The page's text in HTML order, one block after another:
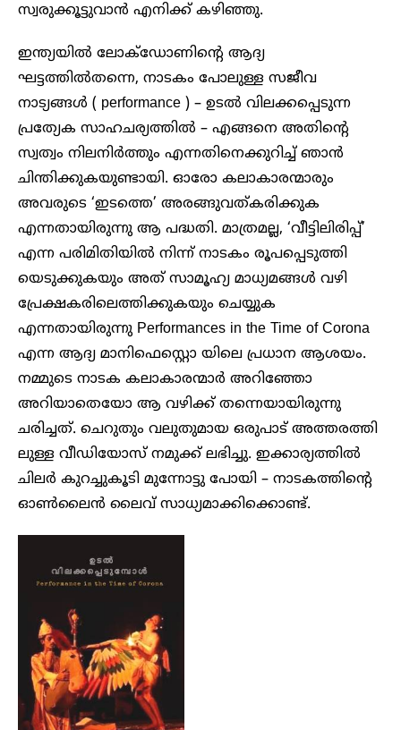
സ്വരുക്കൂട്ടുവാൻ എനിക്ക് കഴിഞ്ഞു.
ഇന്ത്യയിൽ ലോക്‌ഡോണിന്റെ ആദ്യ
ഘട്ടത്തിൽതന്നെ, നാടകം പോലുള്ള സജീവ
നാട്യങ്ങൾ ( performance ) – ഉടൽ വിലക്കപ്പെടുന്ന
പ്രത്യേക സാഹചര്യത്തിൽ – എങ്ങനെ അതിന്റെ
സ്വത്വം നിലനിർത്തും എന്നതിനെക്കുറിച്ച് ഞാൻ
ചിന്തിക്കുകയുണ്ടായി. ഓരോ കലാകാരന്മാരും
അവരുടെ ‘ഇടത്തെ’ അരങ്ങുവത്കരിക്കുക
എന്നതായിരുന്നു ആ പദ്ധതി. മാത്രമല്ല, ‘വീട്ടിലിരിപ്പ്’
എന്ന പരിമിതിയിൽ നിന്ന് നാടകം രൂപപ്പെടുത്തി
യെടുക്കുകയും അത് സാമൂഹ്യ മാധ്യമങ്ങൾ വഴി
പ്രേക്ഷകരിലെത്തിക്കുകയും ചെയ്യുക
എന്നതായിരുന്നു Performances in the Time of Corona
എന്ന ആദ്യ മാനിഫെസ്റ്റൊ യിലെ പ്രധാന ആശയം.
നമ്മുടെ നാടക കലാകാരന്മാർ അറിഞ്ഞോ
അറിയാതെയോ ആ വഴിക്ക് തന്നെയായിരുന്നു
ചരിച്ചത്. ചെറുതും വലുതുമായ ഒരുപാട് അത്തരത്തി
ലുള്ള വീഡിയോസ് നമുക്ക് ലഭിച്ചു. ഇക്കാര്യത്തിൽ
ചിലർ കുറച്ചുകൂടി മുന്നോട്ടു പോയി – നാടകത്തിന്റെ
ഓൺലൈൻ ലൈവ് സാധ്യമാക്കിക്കൊണ്ട്.